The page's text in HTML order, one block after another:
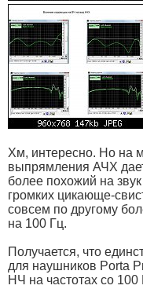
Хм, интересно. Но на
выпрямления АЧХ
более похожий на
громких цикающе-
совсем по другому
на 100 Гц.
Получается, что
для наушников Porta
НЧ на частотах со 100